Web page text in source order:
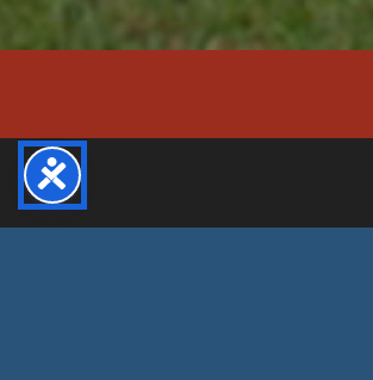
Villa Farnesina
© 2025 – 2030 Accademia Nazionale dei
riservati.